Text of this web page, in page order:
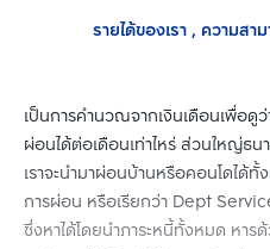
รายได้ของเรา , ความสา
เป็นการคำนวณจากเงินเดือนเพื่อดูว่
ผ่อนได้ต่อเดือนเท่าไหร่ ส่วนใหญ่ธน
เราจะนำมาผ่อนบ้านหรือคอนโดได้ทั้
การผ่อน หรือเรียกว่า Dept
ซึ่งหาได้โดยนำภาระหนี้ทั้งหมด หารด้